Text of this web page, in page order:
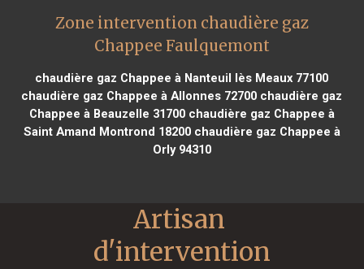
Zone intervention chaudière gaz
Chappee Faulquemont
chaudière gaz Chappee à Nanteuil lès Meaux 77100
chaudière gaz Chappee à Allonnes 72700 chaudière gaz
Chappee à Beauzelle 31700chaudière gaz Chappee à
Saint Amand Montrond 18200chaudière gaz Chappee à
Orly 94310
Artisan
d'intervention